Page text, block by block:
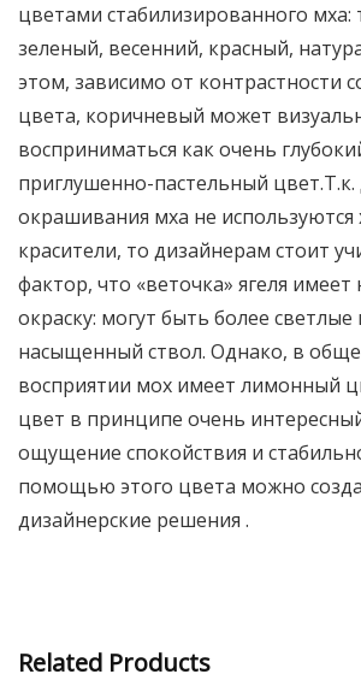
цветами стабилизированного мха:
зеленый, весенний, красный,
этом, зависимо от контрастности
цвета, коричневый может
восприниматься как очень
приглушенно-пастельный цвет.Т.к.
окрашивания мха не используются
красители, то дизайнерам стоит
фактор, что «веточка» ягеля
окраску: могут быть более
насыщенный ствол. Однако, в
восприятии мох имеет лимонный
цвет в принципе очень
ощущение спокойствия и
помощью этого цвета можно
дизайнерские решения .
Related Products